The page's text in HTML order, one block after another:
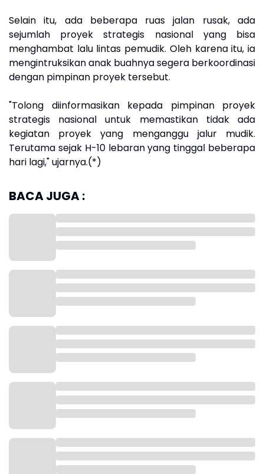
Selain itu, ada beberapa ruas jalan rusak, ada
sejumlah proyek strategis nasional yang bisa
menghambat lalu lintas pemudik. Oleh karena itu, ia
mengintruksikan anak buahnya segera berkoordinasi
dengan pimpinan proyek tersebut.
"Tolong diinformasikan kepada pimpinan proyek
strategis nasional untuk memastikan tidak ada
kegiatan proyek yang menganggu jalur mudik.
Terutama sejak H-10 lebaran yang tinggal beberapa
hari lagi," ujarnya.(*)
BACA JUGA :